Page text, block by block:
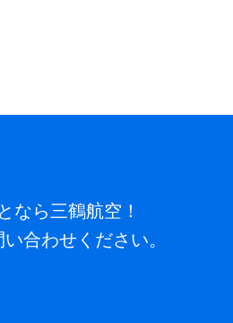
なら三鶴航空！
合わせください。